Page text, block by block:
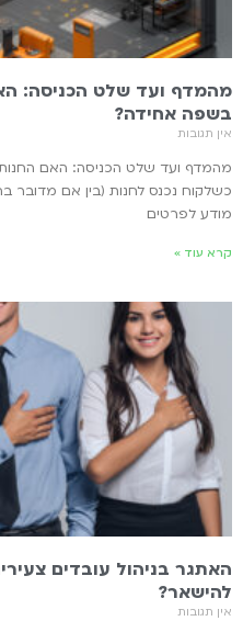
מהמדף ועד שלט הכניסה:
בשפה אחידה?
אין תגובות
מהמדף ועד שלט הכניסה: האם
כשלקוח נכנס לחנות (בין אם מדובר
מודע לפרטים
קרא עוד »
האתגר בניהול עובדים
להישאר?
אין תגובות